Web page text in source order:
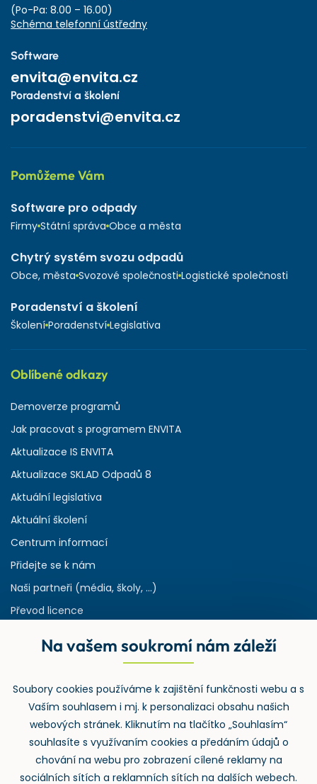
(Po-Pa: 8.00 – 16.00)
Schéma telefonní ústředny
Software
envita@envita.cz
Poradenství a školení
poradenstvi@envita.cz
Pomůžeme Vám
Software pro odpady
Firmy Státní správa Obce a města
Chytrý systém svozu odpadů
Obce, města Svozové společnosti Logistické společnosti
Poradenství a školení
Školení Poradenství Legislativa
Oblíbené odkazy
Demoverze programů
Jak pracovat s programem ENVITA
Aktualizace IS ENVITA
Aktualizace SKLAD Odpadů 8
Aktuální legislativa
Aktuální školení
Centrum informací
Přidejte se k nám
Naši partneři (média, školy, ...)
Převod licence
Rejstřík používaných zkratek v odpadech
Zpětný odběr
Na vašem soukromí nám záleží
Soubory cookies používáme k zajištění funkčnosti webu a s
Vaším souhlasem i mj. k personalizaci obsahu našich
webových stránek. Kliknutím na tlačítko „Souhlasím“
souhlasíte s využívaním cookies a předáním údajů o
chování na webu pro zobrazení cílené reklamy na
sociálních sítích a reklamních sítích na dalších webech.